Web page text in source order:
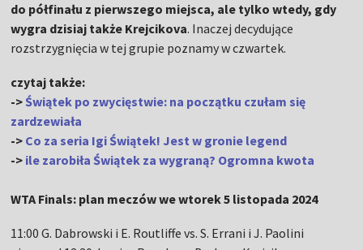
do półfinału z pierwszego miejsca, ale tylko wtedy, gdy
wygra dzisiaj także Krejcikova. Inaczej decydujące
rozstrzygnięcia w tej grupie poznamy w czwartek.
czytaj także:
->Świątek po zwycięstwie: na początku czułam się
zardzewiała
-> Co za seria Igi Świątek! Jest w gronie legend
-> ile zarobiła Świątek za wygraną? Ogromna kwota
WTA Finals: plan meczów we wtorek 5 listopada 2024
11:00 G. Dabrowski i E. Routliffe vs. S. Errani i J. Paolini